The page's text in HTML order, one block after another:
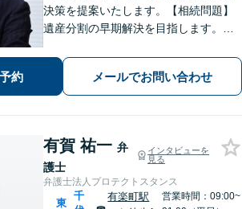
決策を提案いたします。【相続問題】
遺産分割の早期解決を目指します。遺
任せください。【借金問題】【会社関
係問題】個人・法人不問。ご事情を最
大限に考慮して解決策を提示します。
約 メールでお問い合わせ
有賀 祐一 弁
護士
インタビューを
見る
弁護士法人プロテクトスタンス
東
千
有楽町駅
営業時間：09:00~